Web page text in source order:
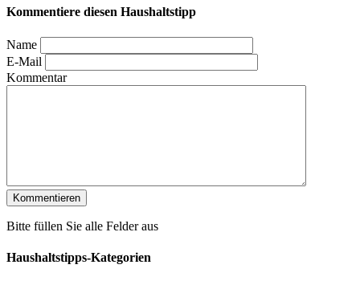
Kommentiere diesen Haushaltstipp
Name
E-Mail
Kommentar
Bitte füllen Sie alle Felder aus
Haushaltstipps-Kategorien